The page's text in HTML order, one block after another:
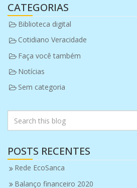
CATEGORIAS
Biblioteca digital
Cotidiano Veracidade
Faça você também
Notícias
Sem categoria
POSTS RECENTES
Rede EcoSanca
Balanço financeiro 2020